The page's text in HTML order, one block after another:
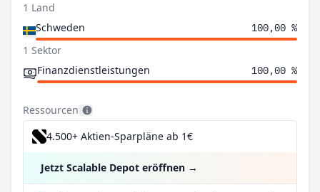
1 Land
Schweden
100,00 %
1 Sektor
Finanzdienstleistungen
100,00 %
Ressourcen
4.500+ Aktien-Sparpläne ab 1€
Jetzt Scalable Depot eröffnen →